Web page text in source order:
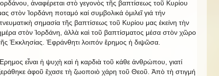
ἀναφέρεται στὸ γεγονὸς τῆς βαπτίσεως τοῦ Κυρίου
στὸν Ἰορδάνη ποταμό καί συμβολικά ὁμιλεῖ γιά τήν
σημασία τῆς βαπτίσεως τοῦ Κυρίου μας ἐκείνη τὴν
στὸν Ἰορδάνη, ἀλλὰ καὶ τοῦ βαπτίσματος μέσα στὸν χῶρο
Ἐκκλησίας. Ἐφράνθητι λοιπόν ἔρημος ἡ διψῶσα.
εἶναι ἡ ψυχὴ καὶ ἡ καρδιὰ τοῦ κάθε ἀνθρώπου, γιατί
ἀφοῦ ἔχασε τὴ ζωοποιὸ χάρη τοῦ Θεοῦ. Ἀπὸ τὴ στιγμή